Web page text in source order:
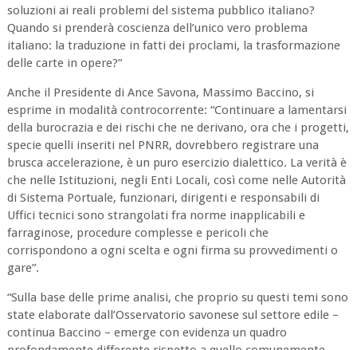
soluzioni ai reali problemi del sistema pubblico italiano?
Quando si prenderà coscienza dell’unico vero problema
italiano: la traduzione in fatti dei proclami, la trasformazione
delle carte in opere?”
Anche il Presidente di Ance Savona, Massimo Baccino, si
esprime in modalità controcorrente: “Continuare a lamentarsi
della burocrazia e dei rischi che ne derivano, ora che i progetti,
specie quelli inseriti nel PNRR, dovrebbero registrare una
brusca accelerazione, è un puro esercizio dialettico. La verità è
che nelle Istituzioni, negli Enti Locali, così come nelle Autorità
di Sistema Portuale, funzionari, dirigenti e responsabili di
Uffici tecnici sono strangolati fra norme inapplicabili e
farraginose, procedure complesse e pericoli che
corrispondono a ogni scelta e ogni firma su provvedimenti o
gare”.
“Sulla base delle prime analisi, che proprio su questi temi sono
state elaborate dall’Osservatorio savonese sul settore edile –
continua Baccino – emerge con evidenza un quadro